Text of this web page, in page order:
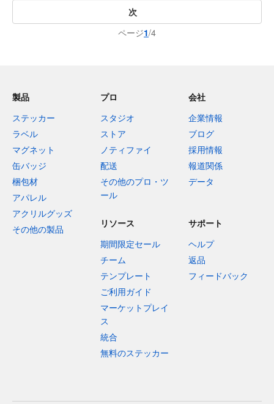
次
ページ1/4
製品
ステッカー
ラベル
マグネット
缶バッジ
梱包材
アパレル
アクリルグッズ
その他の製品
プロ
スタジオ
ストア
ノティファイ
配送
その他のプロ・ツ
ール
会社
企業情報
ブログ
採用情報
報道関係
データ
リソース
期間限定セール
チーム
テンプレート
ご利用ガイド
マーケットプレイ
ス
統合
無料のステッカー
サポート
ヘルプ
返品
フィードバック